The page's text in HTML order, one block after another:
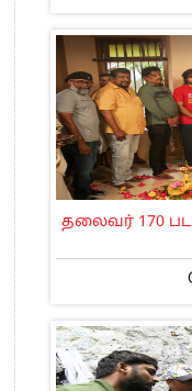
தலைவர் 170